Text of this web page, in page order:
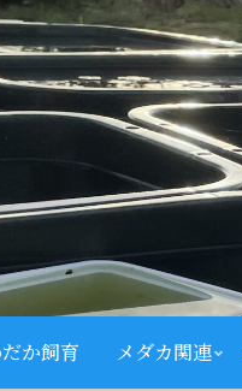
か飼育 メダカ関連